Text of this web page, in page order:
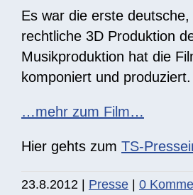
Es war die erste
rechtliche 3D Produktion
Musikproduktion hat die
komponiert und produziert.
…mehr zum Film…
Hier gehts zum TS-
23.8.2012 Presse
0